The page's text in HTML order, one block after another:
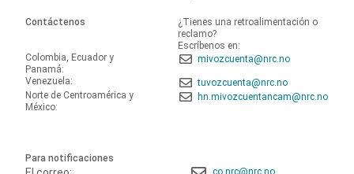
Contáctenos
¿Tienes una retroalimentación o
reclamo?
Escríbenos en:
Colombia, Ecuador y
Panamá:
mivozcuenta@nrc.no
Venezuela:
tuvozcuenta@nrc.no
Norte de Centroamérica y
México:
hn.mivozcuentancam@nrc.no
Para notificaciones